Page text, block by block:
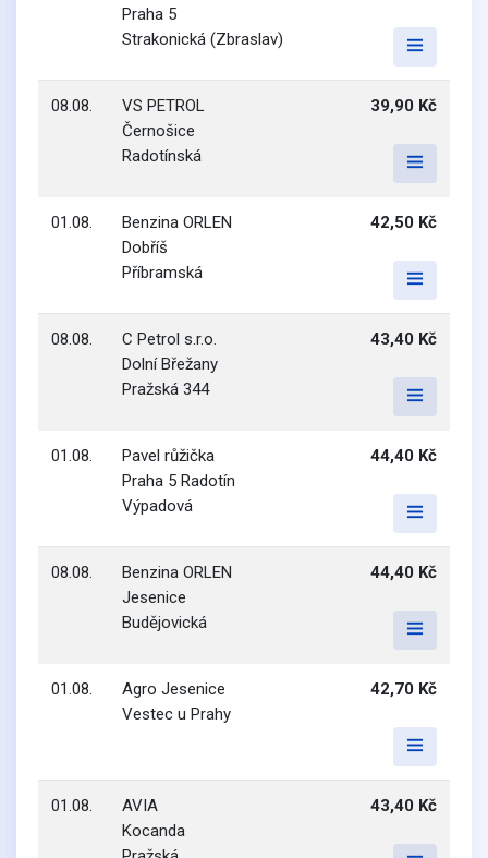
Praha 5
Strakonická (Zbraslav)
08.08.
VS PETROL
Černošice
Radotínská
39,90 Kč
01.08.
Benzina ORLEN
Dobříš
Příbramská
42,50 Kč
08.08.
C Petrol s.r.o.
Dolní Břežany
Pražská 344
43,40 Kč
01.08.
Pavel růžička
Praha 5 Radotín
Výpadová
44,40 Kč
08.08.
Benzina ORLEN
Jesenice
Budějovická
44,40 Kč
01.08.
Agro Jesenice
Vestec u Prahy
42,70 Kč
01.08.
AVIA
Kocanda
43,40 Kč